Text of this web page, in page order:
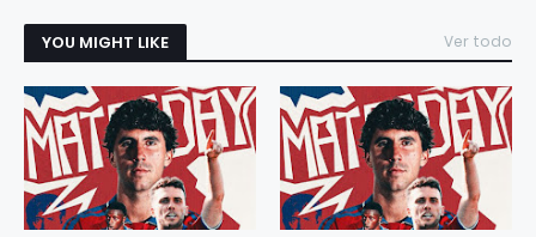
YOU MIGHT LIKE Ver todo